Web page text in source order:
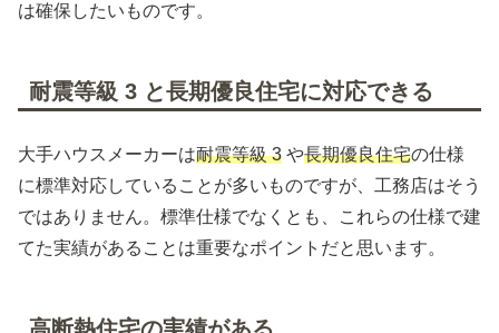
は確保したいものです。
耐震等級 3 と長期優良住宅に対応できる
大手ハウスメーカーは耐震等級 3 や長期優良住宅の仕様
に標準対応していることが多いものですが、工務店はそう
ではありません。標準仕様でなくとも、これらの仕様で建
てた実績があることは重要なポイントだと思います。